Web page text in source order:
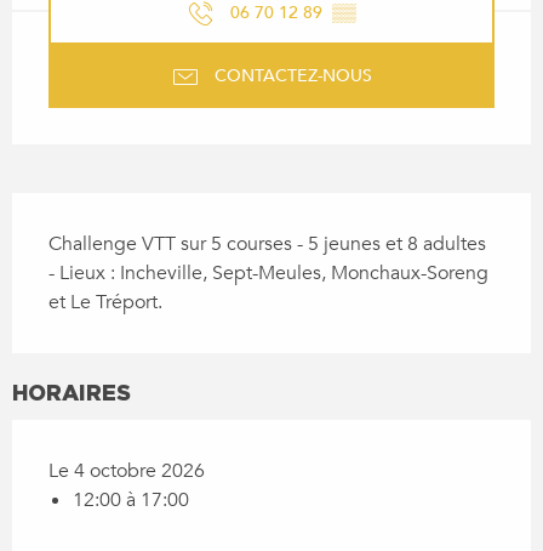
06 70 12 89 ▒▒
CONTACTEZ-NOUS
Challenge VTT sur 5 courses - 5 jeunes et 8 adultes
- Lieux : Incheville, Sept-Meules, Monchaux-Soreng
et Le Tréport.
HORAIRES
Le 4 octobre 2026
12:00 à 17:00